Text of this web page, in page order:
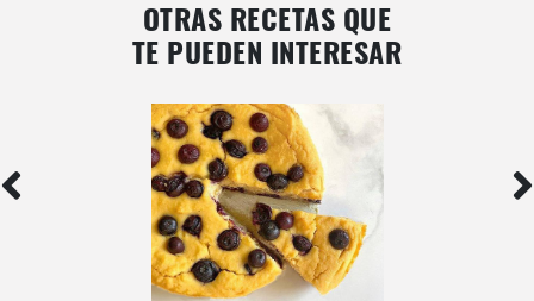
OTRAS RECETAS QUE
TE PUEDEN INTERESAR